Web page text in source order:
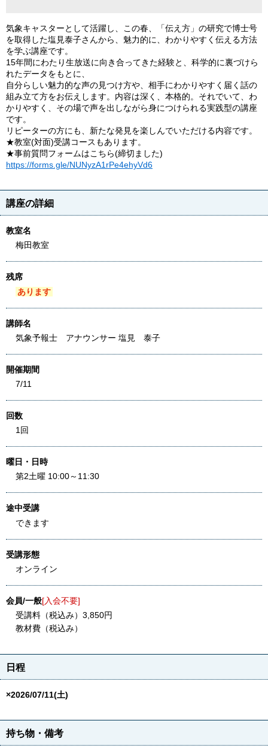
気象キャスターとして活躍し、この春、「伝え方」の研究で博士号
を取得した塩見泰子さんから、魅力的に、わかりやすく伝える方法
を学ぶ講座です。
15年間にわたり生放送に向き合ってきた経験と、科学的に裏づけら
れたデータをもとに、
自分らしい魅力的な声の見つけ方や、相手にわかりやすく届く話の
組み立て方をお伝えします。内容は深く、本格的。それでいて、わ
かりやすく、その場で声を出しながら身につけられる実践型の講座
です。
リピーターの方にも、新たな発見を楽しんでいただける内容です。
★教室(対面)受講コースもあります。
★事前質問フォームはこちら(締切ました)
https://forms.gle/NUNyzA1rPe4ehyVd6
講座の詳細
教室名
梅田教室
残席
あります
講師名
気象予報士 アナウンサー 塩見 泰子
開催期間
7/11
回数
1回
曜日・日時
第2土曜 10:00～11:30
途中受講
できます
受講形態
オンライン
会員/一般[入会不要]
受講料（税込み）3,850円
教材費（税込み）
日程
×2026/07/11(土)
持ち物・備考